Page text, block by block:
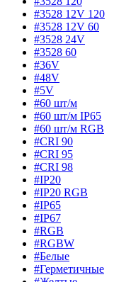
#3528 12V 120
#3528 12V 60
#3528 24V
#3528 60
#36V
#48V
#5V
#60 шт/м
#60 шт/м IP65
#60 шт/м RGB
#CRI 90
#CRI 95
#CRI 98
#IP20
#IP20 RGB
#IP65
#IP67
#RGB
#RGBW
#Белые
#Герметичные